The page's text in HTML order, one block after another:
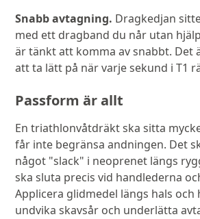
Snabb avtagning. Dragkedjan
med ett dragband du når utan
är tänkt att komma av snabbt. Det
att ta lätt på när varje sekund i T1
Passform är allt
En triathlonvåtdräkt ska sitta
får inte begränsa andningen. Det
något "slack" i neoprenet längs
ska sluta precis vid handlederna
Applicera glidmedel längs hals
undvika skavsår och underlätta